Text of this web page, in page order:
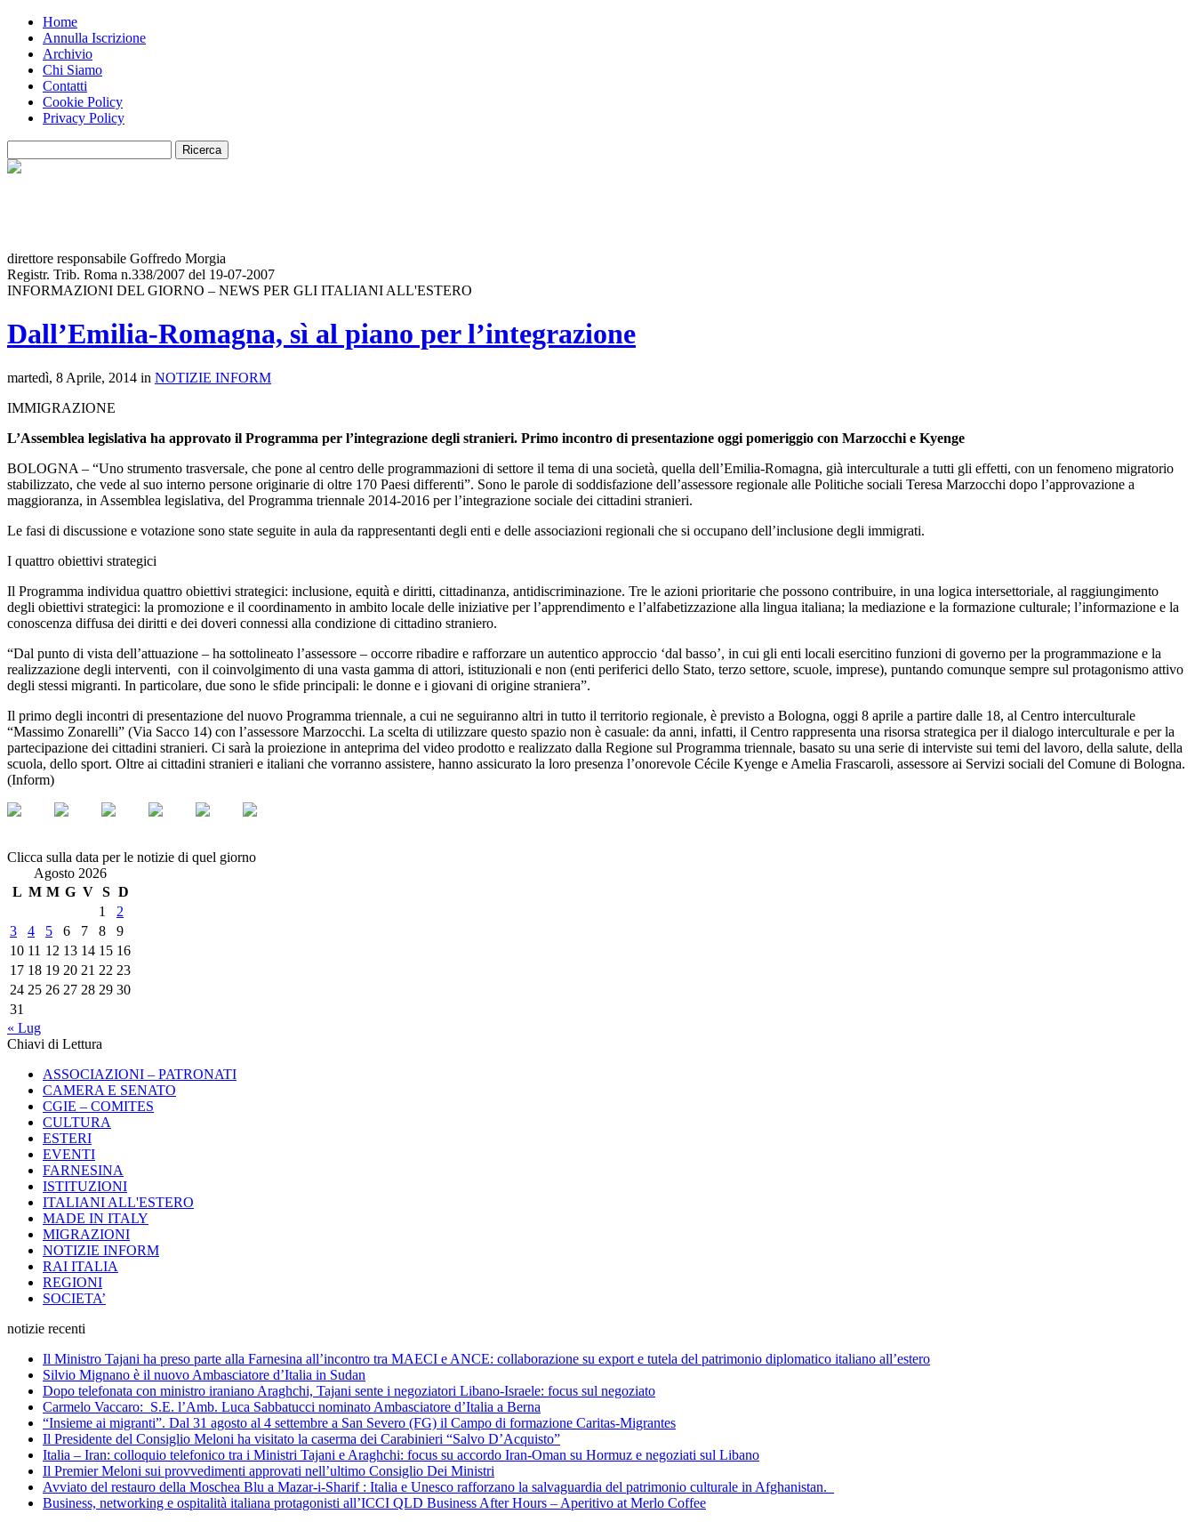
Home
Annulla Iscrizione
Archivio
Chi Siamo
Contatti
Cookie Policy
Privacy Policy
direttore responsabile Goffredo Morgia
Registr. Trib. Roma n.338/2007 del 19-07-2007
INFORMAZIONI DEL GIORNO – NEWS PER GLI ITALIANI ALL'ESTERO
Dall’Emilia-Romagna, sì al piano per l’integrazione
martedì, 8 Aprile, 2014 in NOTIZIE INFORM
IMMIGRAZIONE
L’Assemblea legislativa ha approvato il Programma per l’integrazione degli stranieri. Primo incontro di presentazione oggi pomeriggio con Marzocchi e Kyenge
BOLOGNA – “Uno strumento trasversale, che pone al centro delle programmazioni di settore il tema di una società, quella dell’Emilia-Romagna, già interculturale a tutti gli effetti, con un fenomeno migratorio
stabilizzato, che vede al suo interno persone originarie di oltre 170 Paesi differenti”. Sono le parole di soddisfazione dell’assessore regionale alle Politiche sociali Teresa Marzocchi dopo l’approvazione a
maggioranza, in Assemblea legislativa, del Programma triennale 2014-2016 per l’integrazione sociale dei cittadini stranieri.
Le fasi di discussione e votazione sono state seguite in aula da rappresentanti degli enti e delle associazioni regionali che si occupano dell’inclusione degli immigrati.
I quattro obiettivi strategici
Il Programma individua quattro obiettivi strategici: inclusione, equità e diritti, cittadinanza, antidiscriminazione. Tre le azioni prioritarie che possono contribuire, in una logica intersettoriale, al raggiungimento
degli obiettivi strategici: la promozione e il coordinamento in ambito locale delle iniziative per l’apprendimento e l’alfabetizzazione alla lingua italiana; la mediazione e la formazione culturale; l’informazione e la
conoscenza diffusa dei diritti e dei doveri connessi alla condizione di cittadino straniero.
“Dal punto di vista dell’attuazione – ha sottolineato l’assessore – occorre ribadire e rafforzare un autentico approccio ‘dal basso’, in cui gli enti locali esercitino funzioni di governo per la programmazione e la
realizzazione degli interventi, con il coinvolgimento di una vasta gamma di attori, istituzionali e non (enti periferici dello Stato, terzo settore, scuole, imprese), puntando comunque sempre sul protagonismo attivo
degli stessi migranti. In particolare, due sono le sfide principali: le donne e i giovani di origine straniera”.
Il primo degli incontri di presentazione del nuovo Programma triennale, a cui ne seguiranno altri in tutto il territorio regionale, è previsto a Bologna, oggi 8 aprile a partire dalle 18, al Centro interculturale
“Massimo Zonarelli” (Via Sacco 14) con l’assessore Marzocchi. La scelta di utilizzare questo spazio non è casuale: da anni, infatti, il Centro rappresenta una risorsa strategica per il dialogo interculturale e per la
partecipazione dei cittadini stranieri. Ci sarà la proiezione in anteprima del video prodotto e realizzato dalla Regione sul Programma triennale, basato su una serie di interviste sui temi del lavoro, della salute, della
scuola, dello sport. Oltre ai cittadini stranieri e italiani che vorranno assistere, hanno assicurato la loro presenza l’onorevole Cécile Kyenge e Amelia Frascaroli, assessore ai Servizi sociali del Comune di Bologna.
(Inform)
Clicca sulla data per le notizie di quel giorno
Agosto 2026
L M M G V S D
1
2
3
4 5 6 7 8
9
10 11 12 13 14 15 16
17 18 19 20 21 22 23
24 25 26 27 28 29 30
31
« Lug
Chiavi di Lettura
ASSOCIAZIONI – PATRONATI
CAMERA E SENATO
CGIE – COMITES
CULTURA
ESTERI
EVENTI
FARNESINA
ISTITUZIONI
ITALIANI ALL'ESTERO
MADE IN ITALY
MIGRAZIONI
NOTIZIE INFORM
RAI ITALIA
REGIONI
SOCIETA’
notizie recenti
Il Ministro Tajani ha preso parte alla Farnesina all’incontro tra MAECI e ANCE: collaborazione su export e tutela del patrimonio diplomatico italiano all’estero
Silvio Mignano è il nuovo Ambasciatore d’Italia in Sudan
Dopo telefonata con ministro iraniano Araghchi, Tajani sente i negoziatori Libano-Israele: focus sul negoziato
Carmelo Vaccaro: S.E. l’Amb. Luca Sabbatucci nominato Ambasciatore d’Italia a Berna
“Insieme ai migranti”. Dal 31 agosto al 4 settembre a San Severo (FG) il Campo di formazione Caritas-Migrantes
Il Presidente del Consiglio Meloni ha visitato la caserma dei Carabinieri “Salvo D’Acquisto”
Italia – Iran: colloquio telefonico tra i Ministri Tajani e Araghchi: focus su accordo Iran-Oman su Hormuz e negoziati sul Libano
Il Premier Meloni sui provvedimenti approvati nell’ultimo Consiglio Dei Ministri
Avviato del restauro della Moschea Blu a Mazar-i-Sharif : Italia e Unesco rafforzano la salvaguardia del patrimonio culturale in Afghanistan.
Business, networking e ospitalità italiana protagonisti all’ICCI QLD Business After Hours – Aperitivo at Merlo Coffee